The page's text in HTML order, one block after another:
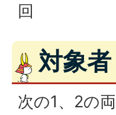
回
対象者
次の1、2の